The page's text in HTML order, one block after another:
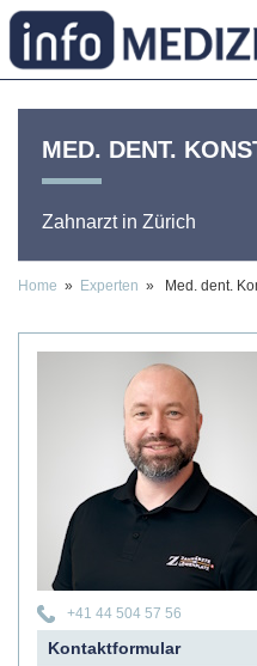
MED. DENT.
Zahnarztin Zürich
Home » Experten » Med. dent.
+41 44 504 57 56
Kontaktformular